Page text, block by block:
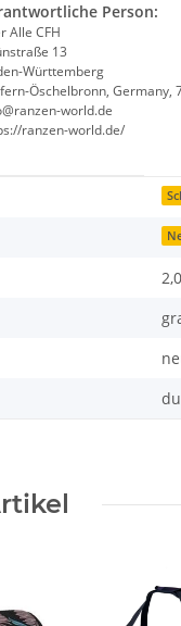
Person:
Alle CFH
13
Württemberg
Öschelbronn, Germany,
world.de
ranzen-world.de/